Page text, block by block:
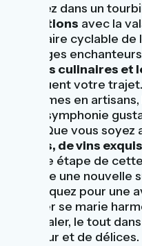
Plongez dans un
sensations avec la
l'itinéraire cyclable de
paysages
délices culinaires et
ponctuent votre
de fermes en
cette symphonie
sens. Que vous
affinés, de vins
chaque étape de
réserve une nouvelle
Embarquez pour une
pédaler se marie
se régaler, le tout
douceur et de délices.